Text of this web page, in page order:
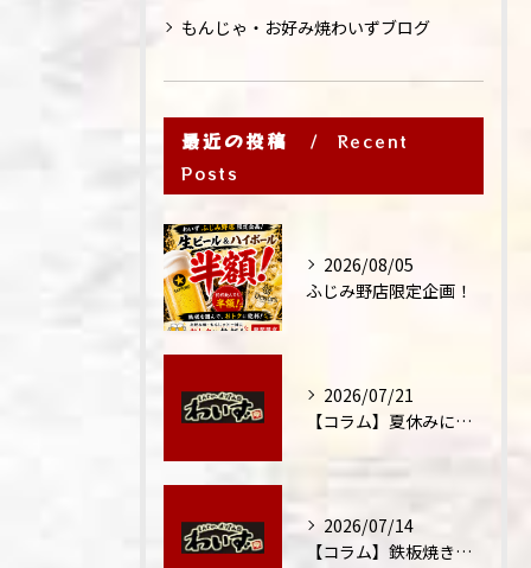
もんじゃ・お好み焼わいずブログ
最近の投稿
Recent
Posts
2026/08/05
ふじみ野店限定企画！
2026/07/21
【コラム】夏休みに家族外食が増える理由
2026/07/14
【コラム】鉄板焼きが"コミュニケーション飯"と呼ばれる理由